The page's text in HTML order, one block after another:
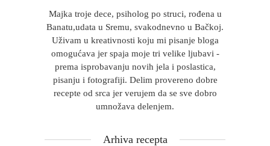
Majka troje dece, psiholog po struci, rođena u
Banatu,udata u Sremu, svakodnevno u Bačkoj.
Uživam u kreativnosti koju mi pisanje bloga
omogućava jer spaja moje tri velike ljubavi -
prema isprobavanju novih jela i poslastica,
pisanju i fotografiji. Delim provereno dobre
recepte od srca jer verujem da se sve dobro
umnožava delenjem.
Arhiva recepta